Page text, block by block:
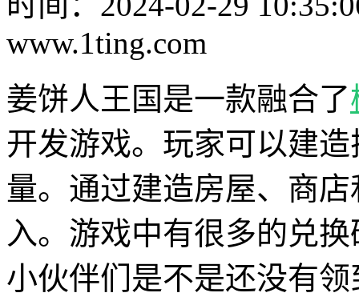
www.1ting.com
姜饼人王国是一款融合了
开发游戏。玩家可以建
量。通过建造房屋、商
入。游戏中有很多的兑换
小伙伴们是不是还没有